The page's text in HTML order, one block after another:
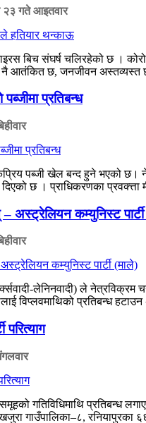
गते आइतवार
बिच संघर्ष चलिरहेको छ ।
नै आतंकित छ, जनजीवन अस्तव्यस्त
प्रतिबन्ध
पब्जी खेल बन्द हुने भएको छ।
छ । प्राधिकरणका प्रवक्त्ता
– अस्ट्रेलियन कम्युनिस्ट
लेनिनवादी) ले
विप्लवमाथिको प्रतिबन्ध
परित्याग
गतिविधिमाथि प्रतिबन्ध
खजुरा गाउँपालिका–८, रनियापुरका